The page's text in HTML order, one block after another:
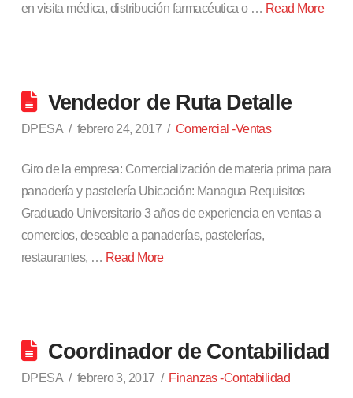
en visita médica, distribución farmacéutica o … Read More
Vendedor de Ruta Detalle
DPESA febrero 24, 2017 Comercial -Ventas
Giro de la empresa: Comercialización de materia prima para
panadería y pastelería Ubicación: Managua Requisitos
Graduado Universitario 3 años de experiencia en ventas a
comercios, deseable a panaderías, pastelerías,
restaurantes, … Read More
Coordinador de Contabilidad
DPESA febrero 3, 2017 Finanzas -Contabilidad